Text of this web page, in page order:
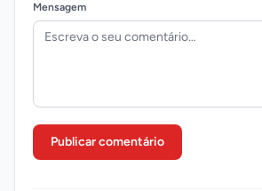
Mensagem
Publicar comentário